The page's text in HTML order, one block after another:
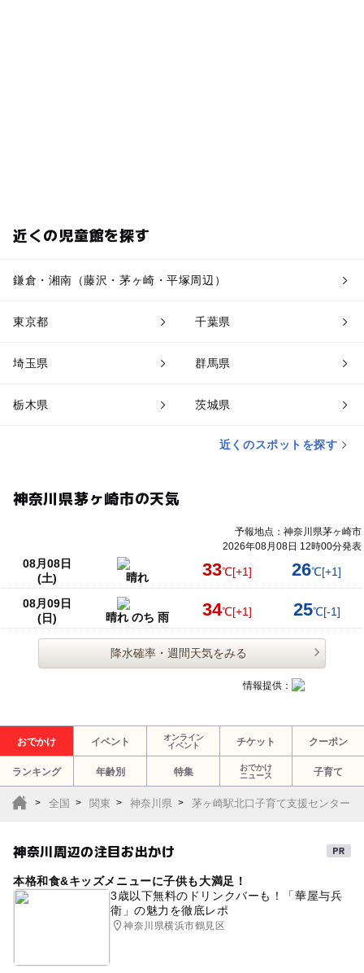
近くの児童館を探す
鎌倉・湘南（藤沢・茅ヶ崎・平塚周辺）
東京都 千葉県
埼玉県 群馬県
栃木県 茨城県
近くのスポットを探す
神奈川県茅ヶ崎市の天気
予報地点：神奈川県茅ヶ崎市
2026年08月08日 12時00分発表
08月08日
(土)
晴れ 33℃[+1] 26℃[+1]
08月09日
(日)
晴れ のち 雨 34℃[+1] 25℃[-1]
降水確率・週間天気をみる
情報提供：
おでかけ イベント
オンライン
イベント
チケット クーポン
ランキング 年齢別 特集
おでかけ
ニュース
子育て
全国 関東 神奈川県 茅ヶ崎駅北口子育て支援センター
神奈川周辺の注目お出かけ
本格和食&キッズメニューに子供も大満足！
3歳以下無料のドリンクバーも！「華屋与兵
衛」の魅力を徹底レポ
神奈川県横浜市鶴見区